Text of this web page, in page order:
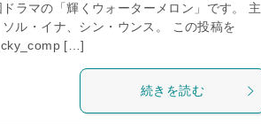
ラマの「輝くウォーターメロン」です。 主
ル・イナ、シン・ウンス。 この投稿を
[…]
続きを読む